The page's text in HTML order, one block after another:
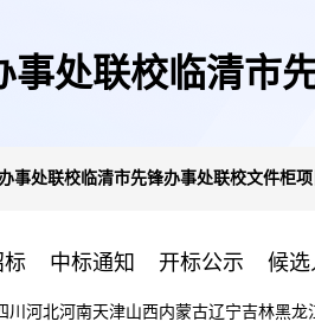
事处联校临清市
事处联校临清市先锋办事处联校文件柜
标 中标通知 开标公示 候选
川 河北河南天津山西内蒙古辽宁吉林黑龙